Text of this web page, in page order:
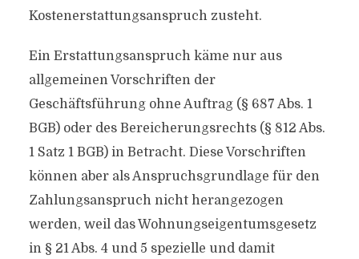
Kostenerstattungsanspruch zusteht.
Ein Erstattungsanspruch käme nur aus
allgemeinen Vorschriften der
Geschäftsführung ohne Auftrag (§ 687 Abs. 1
BGB) oder des Bereicherungsrechts (§ 812 Abs.
1 Satz 1 BGB) in Betracht. Diese Vorschriften
können aber als Anspruchsgrundlage für den
Zahlungsanspruch nicht herangezogen
werden, weil das Wohnungseigentumsgesetz
in § 21 Abs. 4 und 5 spezielle und damit